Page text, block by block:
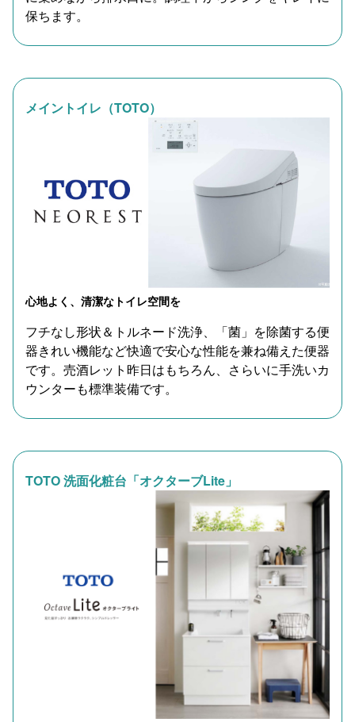
保ちます。
メイントイレ（TOTO）
心地よく、清潔なトイレ空間を
フチなし形状＆トルネード洗浄、「菌」を除菌する便
器きれい機能など快適で安心な性能を兼ね備えた便器
です。売酒レット昨日はもちろん、さらいに手洗いカ
ウンターも標準装備です。
TOTO 洗面化粧台「オクターブLite」